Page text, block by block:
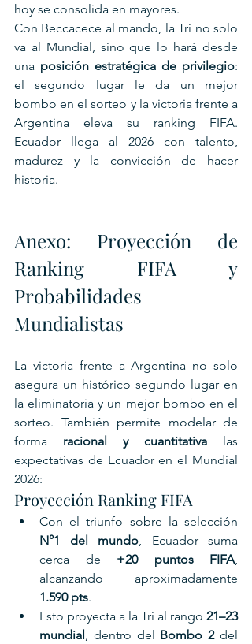
hoy se consolida en mayores.
Con Beccacece al mando, la Tri no solo
va al Mundial, sino que lo hará desde
una posición estratégica de privilegio:
el segundo lugar le da un mejor
bombo en el sorteo y la victoria frente a
Argentina eleva su ranking FIFA.
Ecuador llega al 2026 con talento,
madurez y la convicción de hacer
historia.
Anexo: Proyección de
Ranking FIFA y
Probabilidades
Mundialistas
La victoria frente a Argentina no solo
asegura un histórico segundo lugar en
la eliminatoria y un mejor bombo en el
sorteo. También permite modelar de
forma racional y cuantitativa las
expectativas de Ecuador en el Mundial
2026:
Proyección Ranking FIFA
N°1 del mundo, Ecuador suma
cerca de +20 puntos FIFA,
1.590 pts.
Esto proyecta a la Tri al rango 21–23
mundial, dentro del Bombo 2 del